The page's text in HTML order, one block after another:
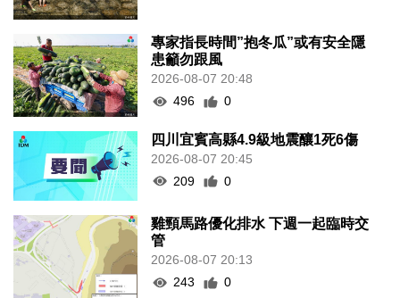
專家指長時間”抱冬瓜”或有安全隱
患籲勿跟風
2026-08-07 20:48
496
0
四川宜賓高縣4.9級地震釀1死6傷
2026-08-07 20:45
209
0
雞頸馬路優化排水 下週一起臨時交
管
2026-08-07 20:13
243
0